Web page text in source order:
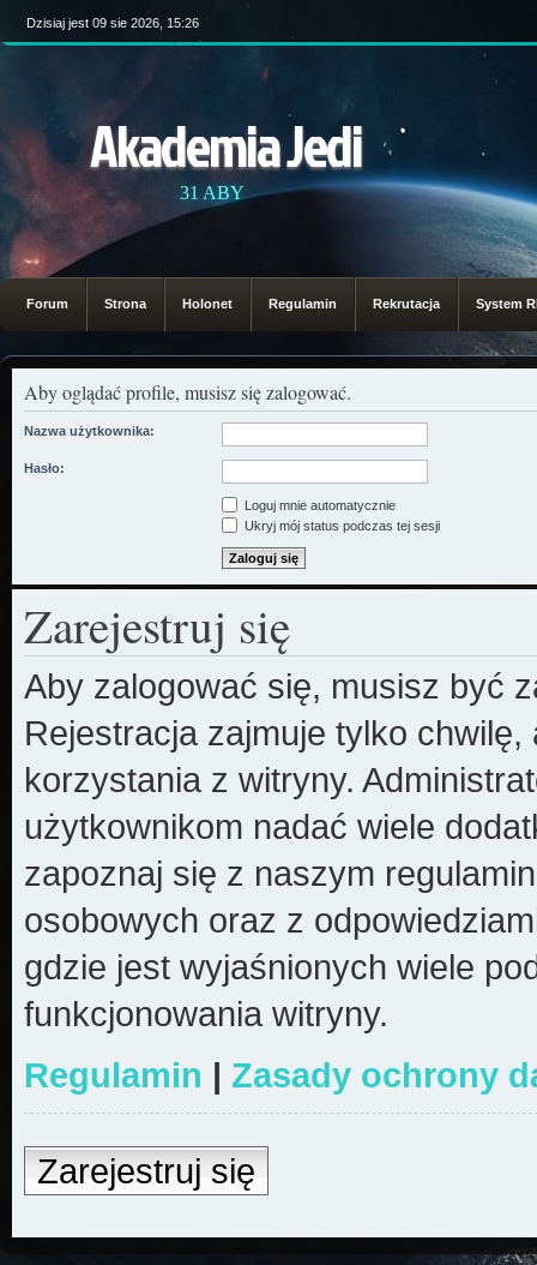
Dzisiaj jest 09 sie 2026, 15:26
Akademia Jedi
31 ABY
Forum Strona Holonet Regulamin Rekrutacja System
Aby oglądać profile, musisz się zalogować.
Nazwa użytkownika:
Hasło:
Loguj mnie automatycznie
Ukryj mój status podczas tej sesji
Zarejestruj się
Aby zalogować się, musisz być
Rejestracja zajmuje tylko
korzystania z witryny.
użytkownikom nadać wiele
zapoznaj się z naszym
osobowych oraz z
gdzie jest wyjaśnionych wiele
funkcjonowania witryny.
Regulamin | Zasady ochrony
Zarejestruj się